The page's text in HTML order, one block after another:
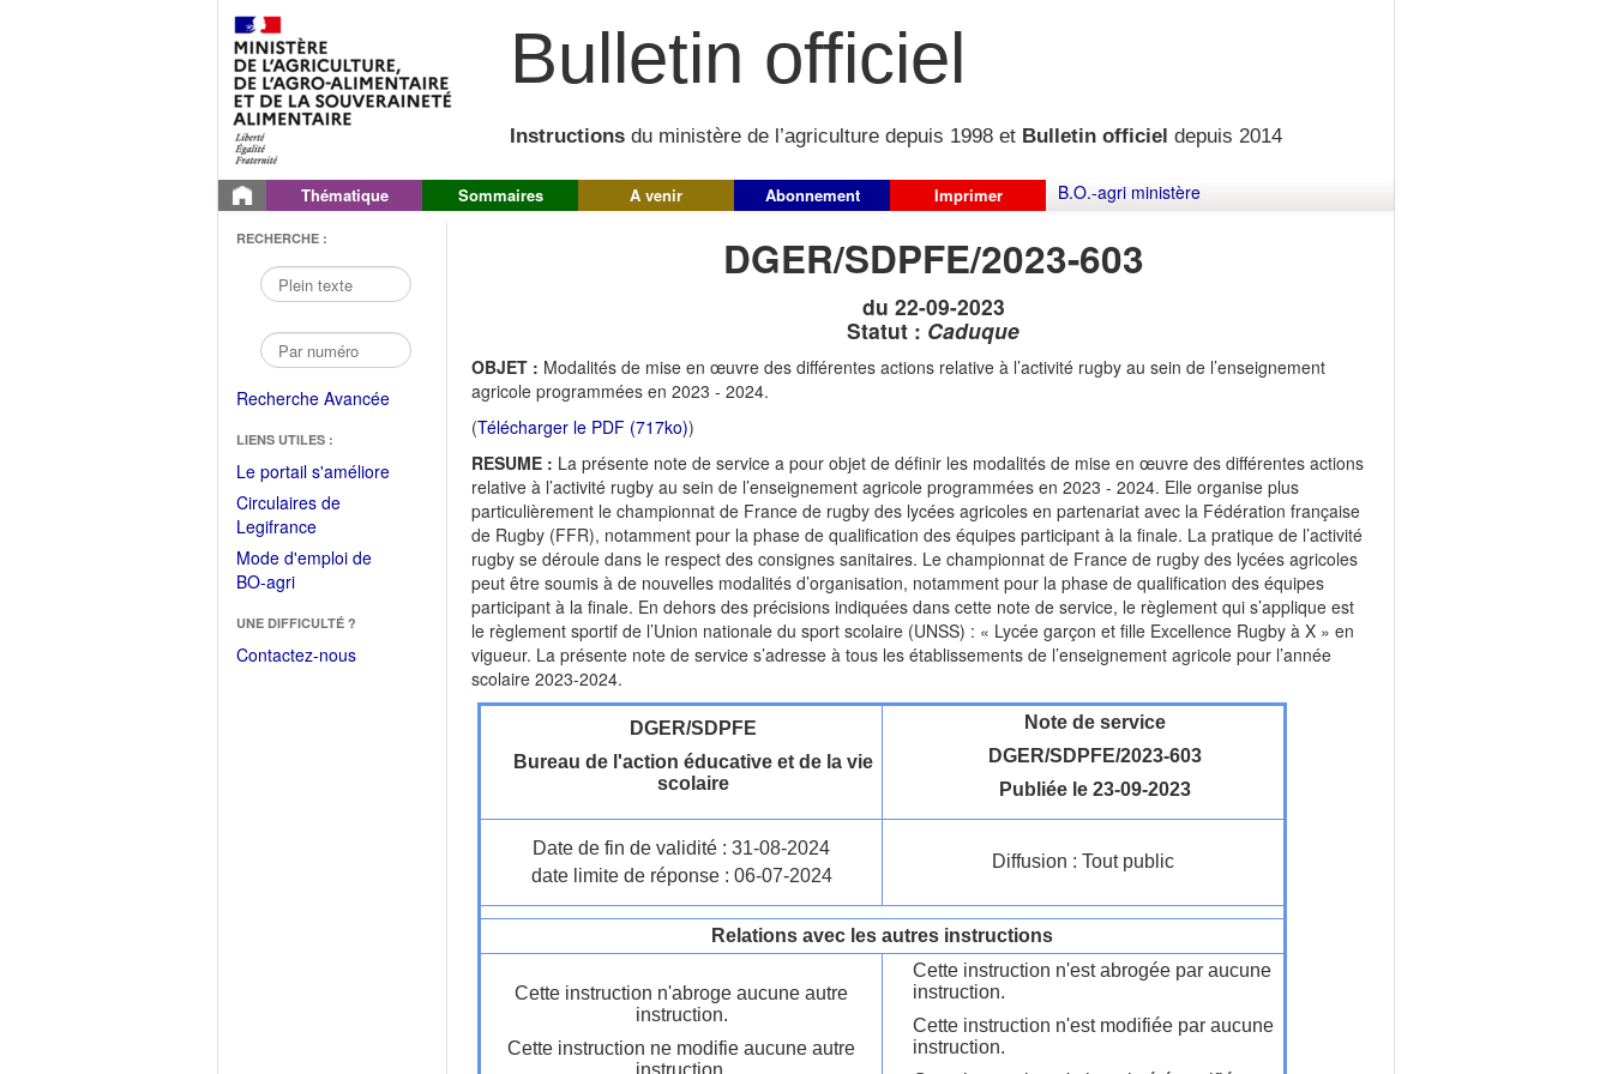
Bulletin officiel
Instructions du ministère de l’agriculture depuis 1998 et Bulletin officiel depuis 2014
Thématique Sommaires A venir Abonnement Imprimer B.O.-agri ministère
RECHERCHE :
Recherche Avancée
LIENS UTILES :
Le portail s'améliore(Fichier
Circulaires de
Legifrance(Ouvrir
dans
une
fenêtre)
Mode d'emploi de
BO-agri(Ouvrir
une
nouvelle
UNE DIFFICULTÉ ?
Contactez-nous
DGER/SDPFE/2023-603
du 22-09-2023
Statut : Caduque
OBJET : Modalités de mise en œuvre des différentes actions relative à l’activité rugby au sein de l’enseignement
agricole programmées en 2023 - 2024.
(Télécharger le PDF (717ko))
RESUME : La présente note de service a pour objet de définir les modalités de mise en œuvre des différentes actions
relative à l’activité rugby au sein de l’enseignement agricole programmées en 2023 - 2024. Elle organise plus
particulièrement le championnat de France de rugby des lycées agricoles en partenariat avec la Fédération française
de Rugby (FFR), notamment pour la phase de qualification des équipes participant à la finale. La pratique de l’activité
rugby se déroule dans le respect des consignes sanitaires. Le championnat de France de rugby des lycées agricoles
peut être soumis à de nouvelles modalités d’organisation, notamment pour la phase de qualification des équipes
participant à la finale. En dehors des précisions indiquées dans cette note de service, le règlement qui s’applique est
le règlement sportif de l’Union nationale du sport scolaire (UNSS) : « Lycée garçon et fille Excellence Rugby à X » en
vigueur. La présente note de service s’adresse à tous les établissements de l’enseignement agricole pour l’année
scolaire 2023-2024.
DGER/SDPFE
Bureau de l'action éducative et de la vie
scolaire
Note de service
DGER/SDPFE/2023-603
Publiée le 23-09-2023
Date de fin de validité : 31-08-2024
date limite de réponse : 06-07-2024
Diffusion : Tout public
Relations avec les autres instructions
Cette instruction n'abroge aucune autre
instruction.
Cette instruction ne modifie aucune autre
instruction.
Cette instruction n'est abrogée par aucune
instruction.
Cette instruction n'est modifiée par aucune
instruction.